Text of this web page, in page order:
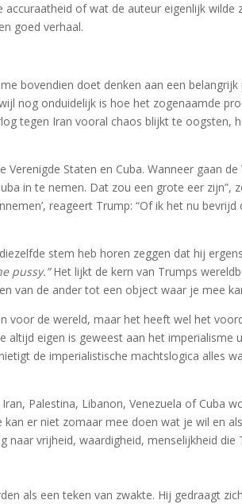
of wat de auteur eigenlijk wilde
goed verhaal.
bovendien doet denken aan een
nog onduidelijk is hoe het zogenaamde
tegen Iran vooral chaos blijkt te oogsten,
Staten en Cuba. Wanneer gaan
in te nemen. Dat zou een grote eer zijn”,
reageert Trump: “Of ik het nu
stem heb horen zeggen dat hij
pussy.”Het lijkt de kern van Trumps
van de ander tot een object waar je mee
voor de wereld, maar het heeft wel het
eigen is geweest aan het imperialisme
de imperialistische machtslogica alles
Palestina, Libanon, Venezuela of Cuba
kan er niet zomaar mee doen wat je wil en
naar vrijheid, waardigheid, menselijkheid die
als een teken van zwakte. Hij gedraagt